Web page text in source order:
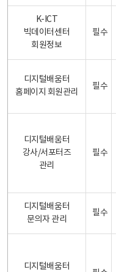
K-ICT
빅데이터센터
회원정보
필수
디지털배움터
홈페이지 회원관리
필수
디지털배움터
강사/서포터즈
관리
필수
디지털배움터
문의자 관리
필수
디지털배움터